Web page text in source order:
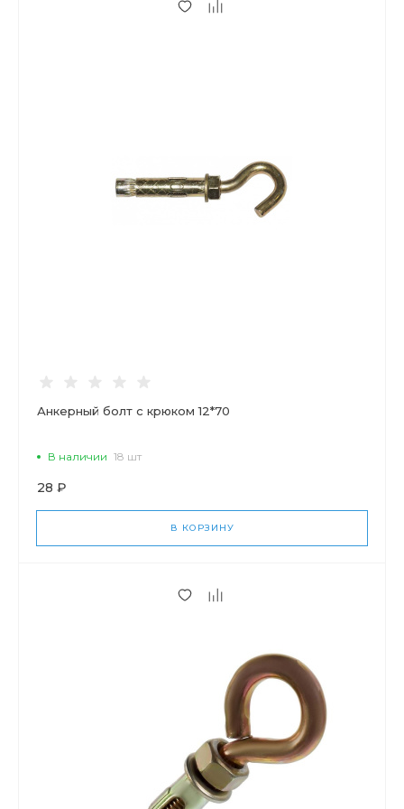
Анкерный болт с крюком 12*70
В наличии 18 шт
28 ₽
В КОРЗИНУ